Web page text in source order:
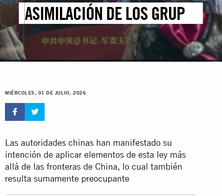
ASIMILACIÓN DE LOS GRUPOS
MINORITARIOS
MIÉRCOLES, 01 DE JULIO, 2026
Las autoridades chinas han manifestado su
intención de aplicar elementos de esta ley más
allá de las fronteras de China, lo cual también
resulta sumamente preocupante